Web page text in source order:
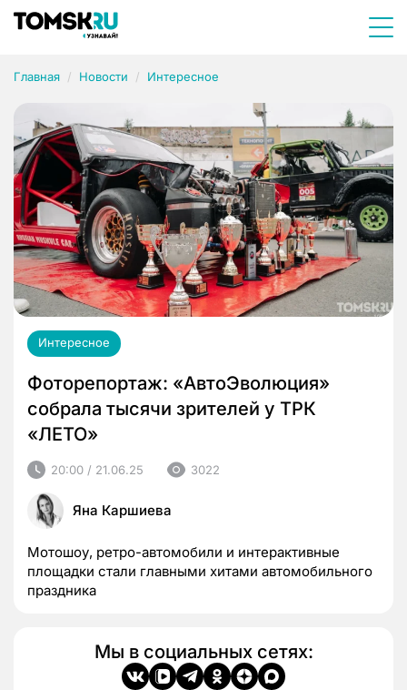
Главная Новости Интересное
Интересное
Фоторепортаж: «АвтоЭволюция»
собрала тысячи зрителей у ТРК
«ЛЕТО»
20:00 / 21.06.25 3022
Яна Каршиева
Мотошоу, ретро-автомобили и интерактивные
площадки стали главными хитами автомобильного
праздника
Мы в социальных сетях: